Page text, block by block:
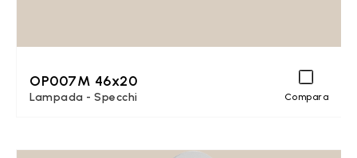
OP007M 46x20
Lampada - Specchi Compara